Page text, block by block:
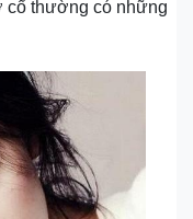
cổ thường có những